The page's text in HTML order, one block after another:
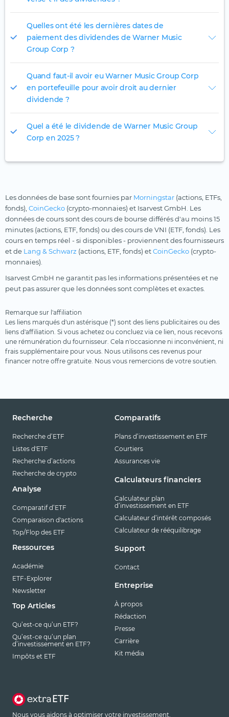
Quelles ont été les dernières dates de
paiement des dividendes de Warner Music
Group Corp ?
Quand faut-il avoir eu Warner Music Group Corp
en portefeuille pour avoir droit au dernier
dividende ?
Quel a été le dividende de Warner Music Group
Corp en 2025 ?
Les données de base sont fournies par Morningstar (actions, ETFs,
fonds), CoinGecko (crypto-monnaies) et Isarvest GmbH. Les
données de cours sont des cours de bourse différés d'au moins 15
minutes (actions, ETF, fonds) ou des cours de VNI (ETF, fonds). Les
cours en temps réel - si disponibles - proviennent des fournisseurs
et de Lang & Schwarz (actions, ETF, fonds) etCoinGecko (crypto-
monnaies).
Isarvest GmbH ne garantit pas les informations présentées et ne
peut pas assurer que les données sont complètes et exactes.
Remarque sur l'affiliation
Les liens marqués d'un astérisque (*) sont des liens publicitaires ou des
liens d'affiliation. Si vous achetez ou concluez via ce lien, nous recevons
une rémunération du fournisseur. Cela n'occasionne ni inconvénient, ni
frais supplémentaire pour vous. Nous utilisons ces revenus pour
financer notre offre gratuite. Nous vous remercions de votre soutien.
Recherche
Recherche d’ETF
Listes d'ETF
Recherche d’actions
Recherche de crypto
Analyse
Comparatif d’ETF
Comparaison d'actions
Top/Flop des ETF
Ressources
Académie
ETF-Explorer
Newsletter
Top Articles
Qu’est-ce qu’un ETF?
Qu’est-ce qu’un plan
d’investissement en ETF?
Impôts et ETF
Comparatifs
Plans d’investissement en ETF
Courtiers
Assurances vie
Calculateurs financiers
Calculateur plan
d’investissement en ETF
Calculateur d’intérêt composés
Calculateur de rééquilibrage
Support
Contact
Entreprise
À propos
Rédaction
Presse
Carrière
Kit média
Nous vous aidons à optimiser votre investissement.